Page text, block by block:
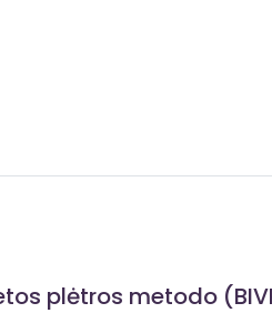
plėtros metodo